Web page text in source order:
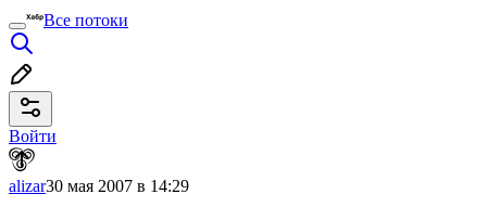
Все потоки
Войти
alizar30 мая 2007 в 14:29